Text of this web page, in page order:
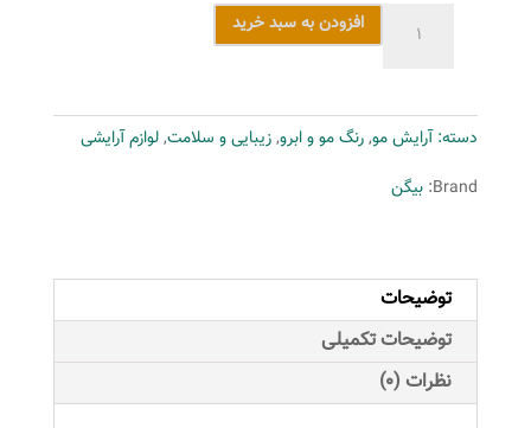
بیگن
سری
Speedy
101
حجم
40
میلی
لیتر
افزودن به سبد خرید
دسته:آرایش مو,رنگ مو و ابرو,زیبایی و سلامت,لوازم آرایشی
Brand: بیگن
توضیحات
توضیحات تکمیلی
نظرات (0)